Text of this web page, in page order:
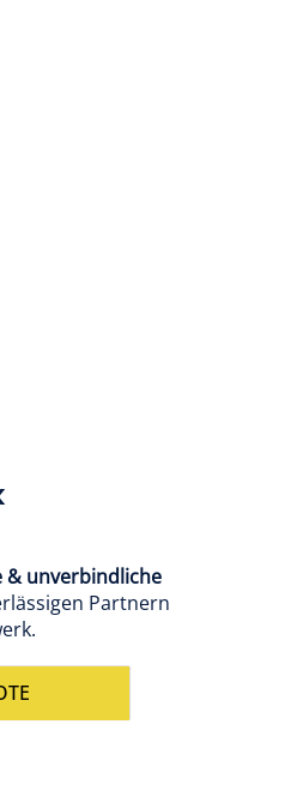
& unverbindliche
Partnern